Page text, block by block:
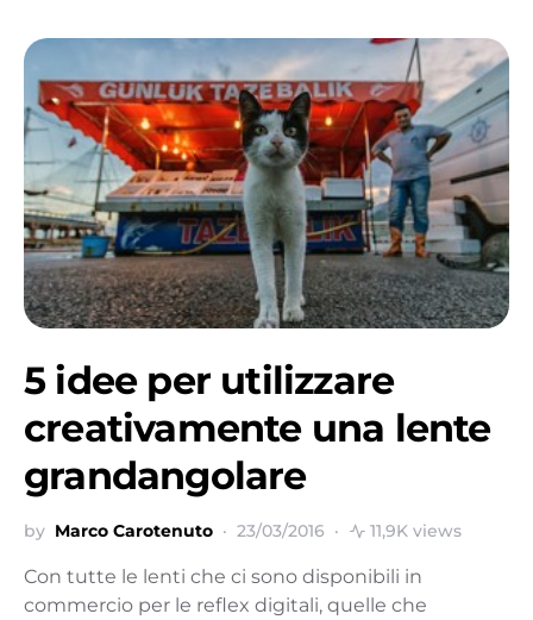
5 idee per utilizzare
creativamente una lente
grandangolare
by Marco Carotenuto 23/03/2016 11,9K views
Con tutte le lenti che ci sono disponibili in
commercio per le reflex digitali, quelle che